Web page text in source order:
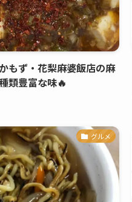
もず・花梨麻婆飯店の麻
類豊富な味🔥
グルメ